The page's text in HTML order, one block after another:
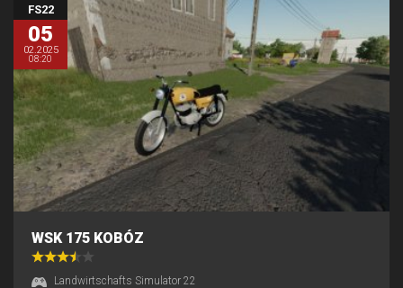
FS22
05
02.2025
08:20
WSK 175 KOBÓZ
Landwirtschafts Simulator 22